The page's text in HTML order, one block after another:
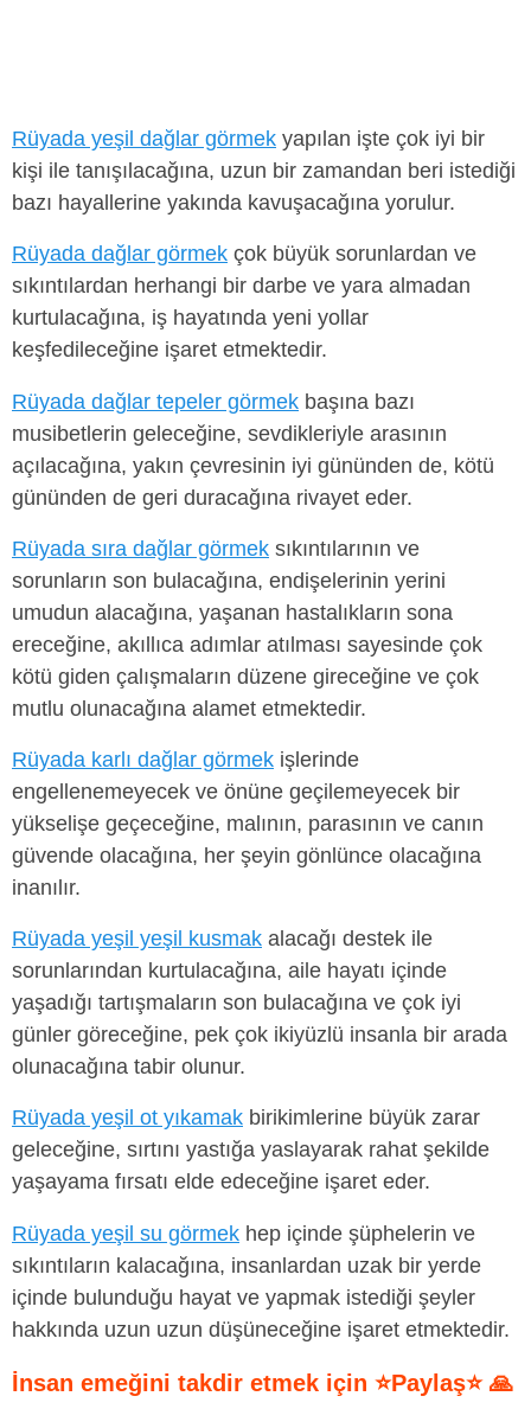
Rüyada yeşil dağlar görmek yapılan işte çok iyi bir
kişi ile tanışılacağına, uzun bir zamandan beri istediği
bazı hayallerine yakında kavuşacağına yorulur.
Rüyada dağlar görmek çok büyük sorunlardan ve
sıkıntılardan herhangi bir darbe ve yara almadan
kurtulacağına, iş hayatında yeni yollar
keşfedileceğine işaret etmektedir.
Rüyada dağlar tepeler görmek başına bazı
musibetlerin geleceğine, sevdikleriyle arasının
açılacağına, yakın çevresinin iyi gününden de, kötü
gününden de geri duracağına rivayet eder.
Rüyada sıra dağlar görmek sıkıntılarının ve
sorunların son bulacağına, endişelerinin yerini
umudun alacağına, yaşanan hastalıkların sona
ereceğine, akıllıca adımlar atılması sayesinde çok
kötü giden çalışmaların düzene gireceğine ve çok
mutlu olunacağına alamet etmektedir.
Rüyada karlı dağlar görmek işlerinde
engellenemeyecek ve önüne geçilemeyecek bir
yükselişe geçeceğine, malının, parasının ve canın
güvende olacağına, her şeyin gönlünce olacağına
inanılır.
Rüyada yeşil yeşil kusmak alacağı destek ile
sorunlarından kurtulacağına, aile hayatı içinde
yaşadığı tartışmaların son bulacağına ve çok iyi
günler göreceğine, pek çok ikiyüzlü insanla bir arada
olunacağına tabir olunur.
Rüyada yeşil ot yıkamak birikimlerine büyük zarar
geleceğine, sırtını yastığa yaslayarak rahat şekilde
yaşayama fırsatı elde edeceğine işaret eder.
Rüyada yeşil su görmek hep içinde şüphelerin ve
sıkıntıların kalacağına, insanlardan uzak bir yerde
içinde bulunduğu hayat ve yapmak istediği şeyler
hakkında uzun uzun düşüneceğine işaret etmektedir.
İnsan emeğini takdir etmek için ⭐Paylaş⭐ 🙏